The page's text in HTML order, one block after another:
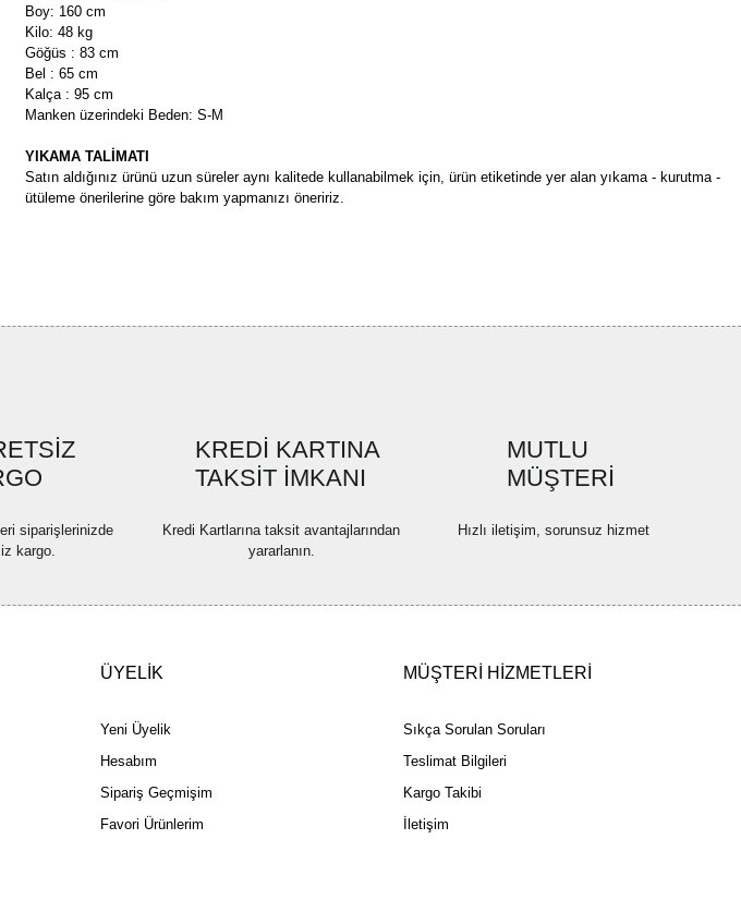
Boy: 160 cm
Kilo: 48 kg
Göğüs : 83 cm
Bel : 65 cm
Kalça : 95 cm
Manken üzerindeki Beden: S-M
YIKAMA TALİMATI
Satın aldığınız ürünü uzun süreler aynı kalitede kullanabilmek için, ürün etiketinde yer alan yıkama - kurutma -
ütüleme önerilerine göre bakım yapmanızı öneririz.
Ürün fiyatı diğer sitelerden daha pahalı.
Bu ürüne benzer farklı alternatifler olmalı.
siparişlerinizde
kargo.
KREDİ KARTINA
TAKSİT İMKANI
Kredi Kartlarına taksit avantajlarından
yararlanın.
MUTLU
MÜŞTERİ
Hızlı iletişim, sorunsuz hizmet
ÜYELİK
Yeni Üyelik
Hesabım
Sipariş Geçmişim
Favori Ürünlerim
MÜŞTERİ HİZMETLERİ
Sıkça Sorulan Soruları
Teslimat Bilgileri
Kargo Takibi
İletişim